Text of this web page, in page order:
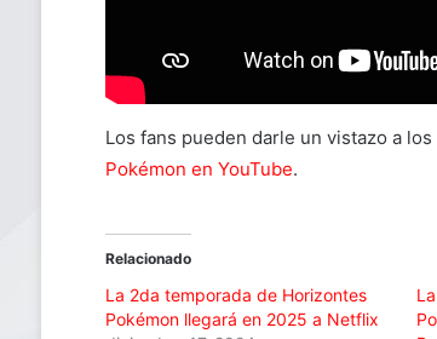
Los fans pueden darle un vistazo a
Pokémon en YouTube.
Relacionado
La 2da temporada de Horizontes
Pokémon llegará en 2025 a Netflix